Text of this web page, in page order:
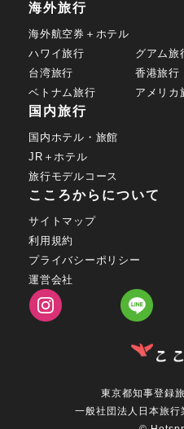
海外旅行
海外航空券＋ホテル
ハワイ旅行
グアム旅
台湾旅行
香港旅行
ベトナム旅行
アメリカ
国内旅行
国内ホテル・旅館
JR＋ホテル
旅行モデルコース
こころからについて
サイトマップ
利用規約
プライバシーポリシー
運営会社
東京都知事登録
一般社団法人日本旅行